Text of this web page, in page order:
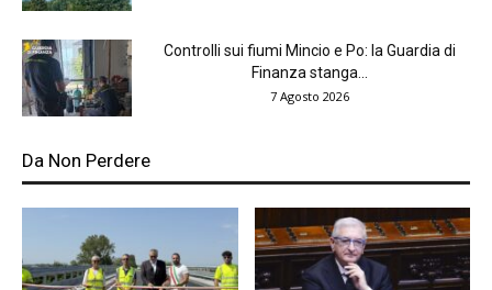
Controlli sui fiumi Mincio e Po: la Guardia di
Finanza stanga...
7 Agosto 2026
Da Non Perdere